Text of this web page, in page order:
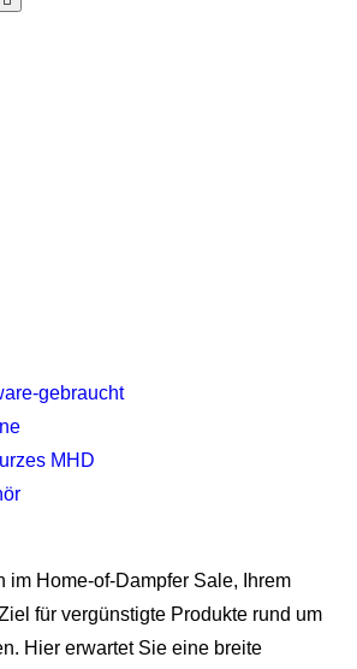
gebraucht
MHD
im Home-of-Dampfer Sale, Ihrem
für vergünstigte Produkte rund um
Hier erwartet Sie eine breite